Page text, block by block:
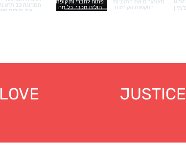
LOVE JUSTICE